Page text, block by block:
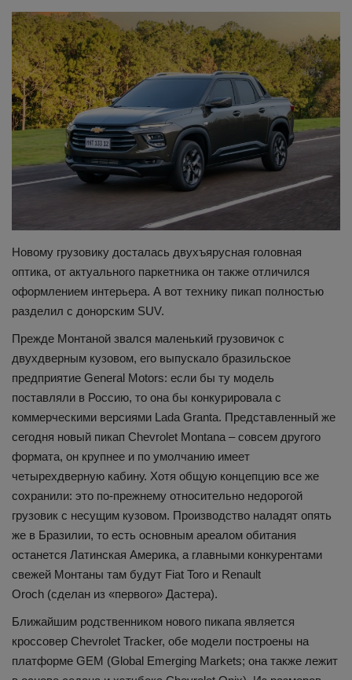
Здоровье
Наука и открытия
Новому грузовику досталась двухъярусная головная
оптика, от актуального паркетника он также отличился
оформлением интерьера. А вот технику пикап полностью
разделил с донорским SUV.
Прежде Монтаной звался маленький грузовичок с
двухдверным кузовом, его выпускало бразильское
предприятие General Motors: если бы ту модель
поставляли в Россию, то она бы конкурировала с
коммерческими версиями Lada Granta. Представленный же
сегодня новый пикап Chevrolet Montana – совсем другого
формата, он крупнее и по умолчанию имеет
четырехдверную кабину. Хотя общую концепцию все же
сохранили: это по-прежнему относительно недорогой
грузовик с несущим кузовом. Производство наладят опять
же в Бразилии, то есть основным ареалом обитания
останется Латинская Америка, а главными конкурентами
свежей Монтаны там будут Fiat Toro и Renault
Oroch (сделан из «первого» Дастера).
Ближайшим родственником нового пикапа является
кроссовер Chevrolet Tracker, обе модели построены на
платформе GEM (Global Emerging Markets; она также лежит